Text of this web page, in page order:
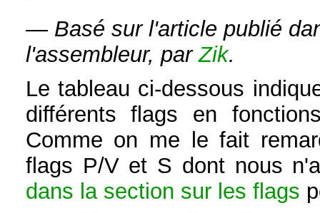
— Basé sur l'article publié
l'assembleur, parZik.
Le tableau ci-dessous
différents flags en
Comme on me le fait
flags P/V et S dont nous
dans la section sur les flags